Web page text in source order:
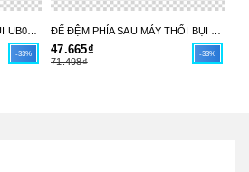
-33% 47.665₫
71.498₫
-33%